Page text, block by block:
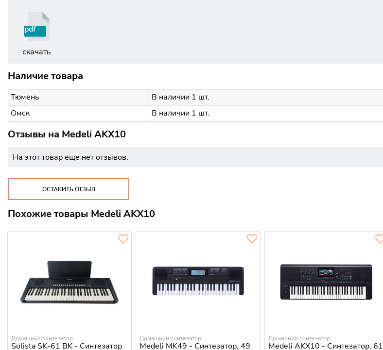
pdf
скачать
Наличие товара
Тюмень
В наличии 1 шт.
Омск
В наличии 1 шт.
Отзывы на Medeli AKX10
На этот товар еще нет отзывов.
ОСТАВИТЬ ОТЗЫВ
Похожие товары Medeli AKX10
Домашний синтезатор
Solista SK-61 BK - Синтезатор
Домашний синтезатор
Medeli MK49 - Синтезатор, 49
Домашний синтезатор
Medeli AKX10 - Синтезатор, 61